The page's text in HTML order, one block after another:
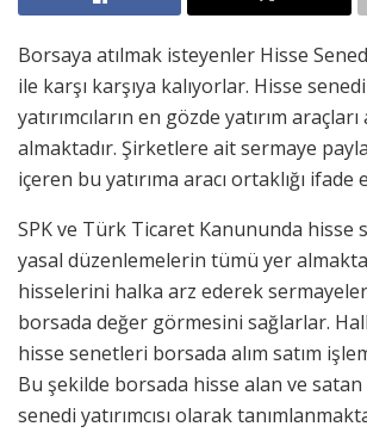
Borsaya atılmak isteyenler Hisse
ile karşı karşıya kalıyorlar. Hisse
yatırımcıların en gözde yatırım
almaktadır. Şirketlere ait sermaye
içeren bu yatırıma aracı ortaklığı
SPK ve Türk Ticaret Kanununda hisse
yasal düzenlemelerin tümü yer
hisselerini halka arz ederek
borsada değer görmesini sağlarlar.
hisse senetleri borsada alım satım
Bu şekilde borsada hisse alan ve
senedi yatırımcısı olarak